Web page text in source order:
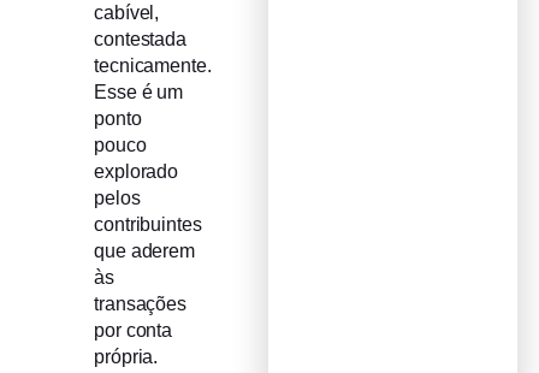
cabível,
contestada
tecnicamente.
Esse é um
ponto
pouco
explorado
pelos
contribuintes
que aderem
às
transações
por conta
própria.